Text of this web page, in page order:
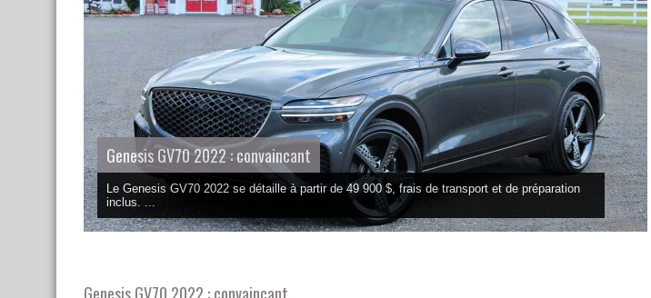
Genesis GV70 2022 : convaincant
Le Genesis GV70 2022 se détaille à partir de 49 900 $, frais de transport et de préparation
inclus. ...